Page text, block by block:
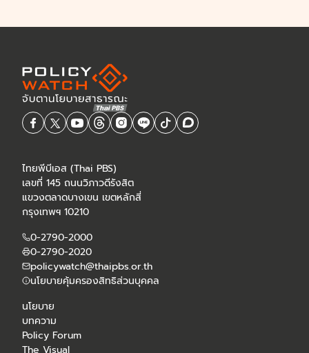
ไทยพีบีเอส (Thai PBS)
เลขที่ 145 ถนนวิภาวดีรังสิต
แขวงตลาดบางเขน เขตหลักสี่
กรุงเทพฯ 10210
0-2790-2000
0-2790-2020
policywatch@thaipbs.or.th
นโยบายคุ้มครองสิทธิส่วนบุคคล
นโยบาย
บทความ
Policy Forum
The Visual